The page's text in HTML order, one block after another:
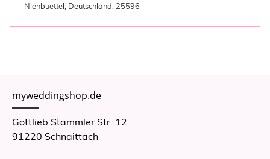
Nienbuettel, Deutschland, 25596
myweddingshop.de
Gottlieb Stammler Str. 12
91220 Schnaittach